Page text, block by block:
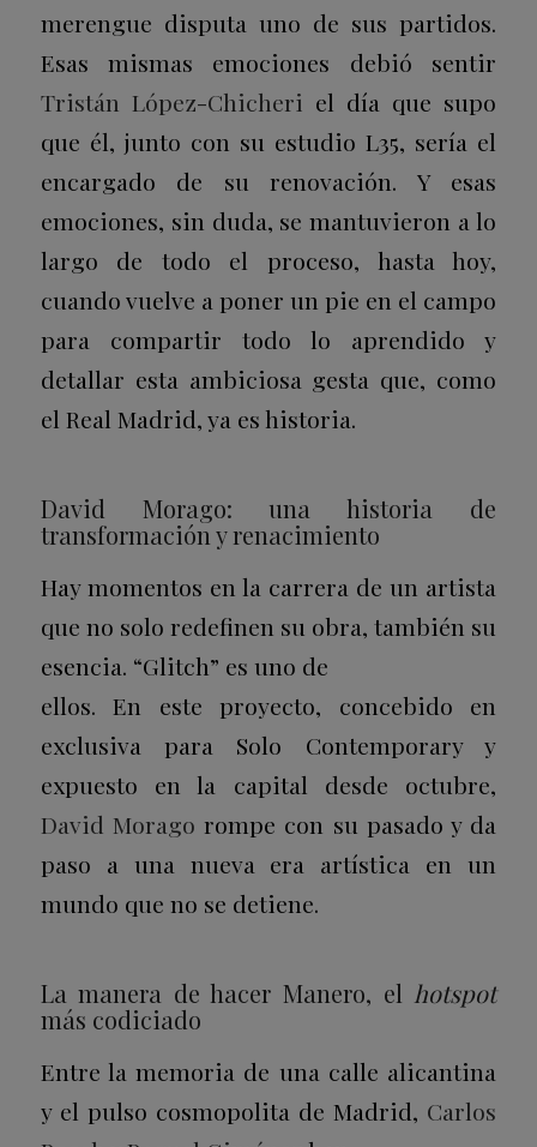
merengue disputa uno de sus partidos.
Esas mismas emociones debió sentir
Tristán López-Chicheri el día que supo
que él, junto con su estudio L35, sería el
encargado de su renovación. Y esas
emociones, sin duda, se mantuvieron a lo
largo de todo el proceso, hasta hoy,
cuando vuelve a poner un pie en el campo
para compartir todo lo aprendido y
detallar esta ambiciosa gesta que, como
el Real Madrid, ya es historia.
David Morago: una historia de
transformación y renacimiento
Hay momentos en la carrera de un artista
que no solo redefinen su obra, también su
esencia. “Glitch” es uno de
ellos. En este proyecto, concebido en
exclusiva para Solo Contemporary y
expuesto en la capital desde octubre,
David Morago rompe con su pasado y da
paso a una nueva era artística en un
mundo que no se detiene.
La manera de hacer Manero, el hotspot
más codiciado
Entre la memoria de una calle alicantina
y el pulso cosmopolita de Madrid, Carlos